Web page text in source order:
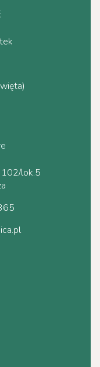
102/lok.5